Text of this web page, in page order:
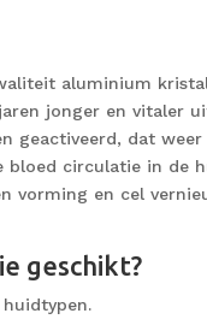
aluminium
jonger en vitaler
geactiveerd, dat
bloed circulatie in de
vorming en cel
geschikt?